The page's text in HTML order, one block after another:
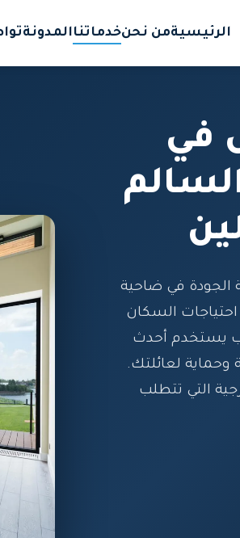
الرئيسيةمن نحنخدماتناالمدونة
في
الجودة في ضاحية
السكان
يستخدم أحدث
لعائلتك.
التي تتطلب